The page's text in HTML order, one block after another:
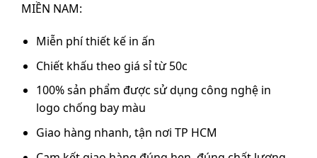
MIỀN NAM:
Miễn phí thiết kế in ấn
Chiết khấu theo giá sỉ từ 50c
100% sản phẩm được sử dụng công nghệ in
logo chống bay màu
Giao hàng nhanh, tận nơi TP HCM